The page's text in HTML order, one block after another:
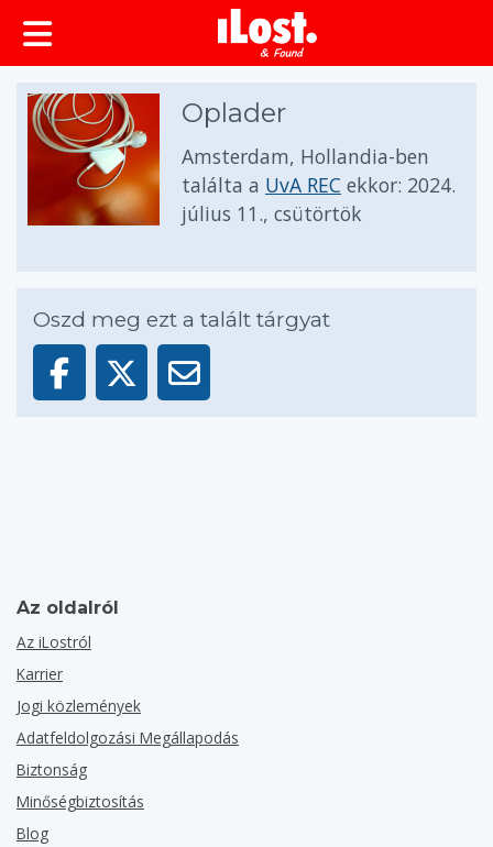
Oplader
Amsterdam, Hollandia-ben
találta a UvA REC ekkor: 2024.
július 11., csütörtök
Oszd meg ezt a talált tárgyat
Az oldalról
Az iLostról
Karrier
Jogi közlemények
Adatfeldolgozási Megállapodás
Biztonság
Minőségbiztosítás
Blog